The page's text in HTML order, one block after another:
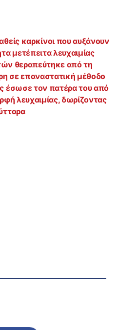
καρκίνοι που αυξάνουν
μετέπειτα λευχαιμίας
θεραπεύτηκε από τη
σε επαναστατική μέθοδο
έσωσε τον πατέρα του από
λευχαιμίας, δωρίζοντας